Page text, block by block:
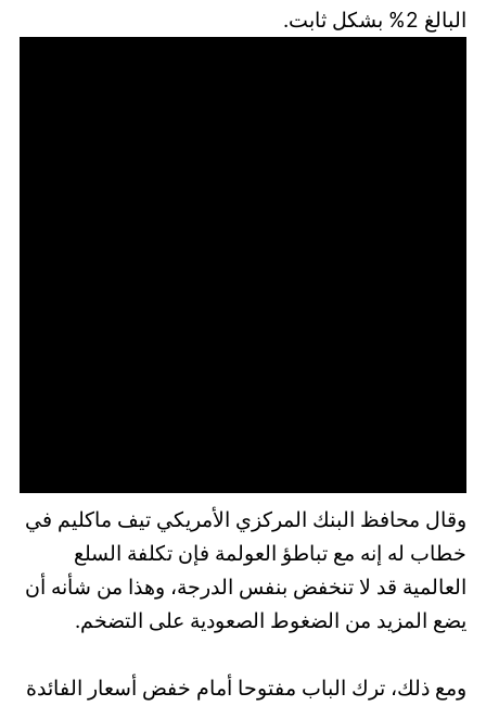
البالغ 2% بشكل ثابت.
وقال محافظ البنك المركزي الأمريكي تيف ماكليم في
خطاب له إنه مع تباطؤ العولمة فإن تكلفة السلع
العالمية قد لا تنخفض بنفس الدرجة، وهذا من شأنه أن
يضع المزيد من الضغوط الصعودية على التضخم.
ومع ذلك، ترك الباب مفتوحا أمام خفض أسعار الفائدة